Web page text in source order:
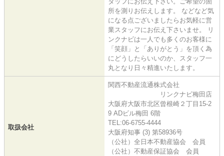
所を測りお伝えします。 などなど気
になる点ございましたらお気軽に営
業スタッフにお伝え下さいませ。 リ
ンクナビは一人でも多くのお客様に
「笑顔」と「ありがとう」を頂く為
にどうしたらいいのか、スタッフ一
丸となり日々精進いたします。
取扱会社
関西不動産流通株式会社
リンクナビ梅田店
大阪府大阪市北区曾根崎２丁目15-2
9 ADビル梅田 6階
TEL:06-6755-4444
大阪府知事 (3) 第58936号
（公社）全日本不動産協会 会員
（公社）不動産保証協会 会員